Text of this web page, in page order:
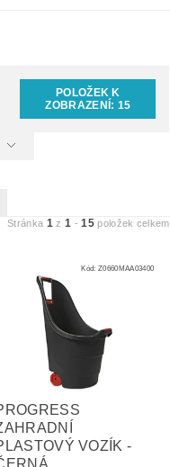
POLOŽEK K
ZOBRAZENÍ: 15
Stránka 1 z1 -15položek celkem
Kód:Z0660MAA03400
VOZÍK -